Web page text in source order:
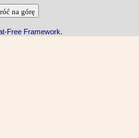
na górę
Free Framework.